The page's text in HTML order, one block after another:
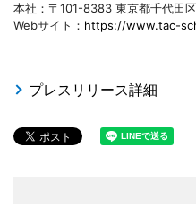
本社：〒101-8383 東京都千代田
Webサイト： https://www.tac-
プレスリリース詳細